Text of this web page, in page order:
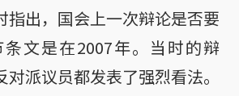
指出，国会上一次辩论是否要
文是在2007年。当时的辩
派议员都发表了强烈看法。